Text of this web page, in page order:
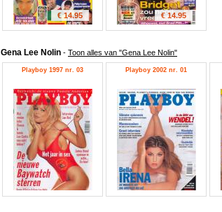
€ 14.95 € 14.95
Gena Lee Nolin - Toon alles van "Gena Lee Nolin"
Playboy 1997 nr. 03 Playboy 2002 nr. 01